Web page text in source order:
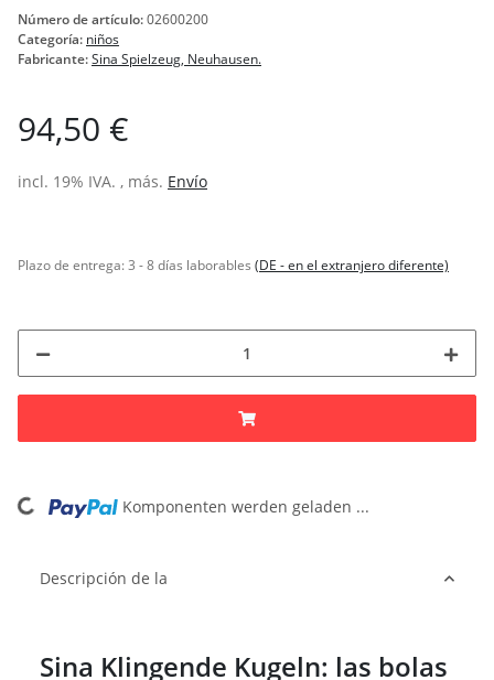
Número de artículo:02600200
Categoría: niños
Fabricante:Sina Spielzeug, Neuhausen.
94,50 €
incl. 19% IVA. , más. Envío
Plazo de entrega:3 - 8 días laborables (DE - en el extranjero diferente)
Komponenten werden geladen ...
Descripción de la
Sina Klingende Kugeln: las bolas